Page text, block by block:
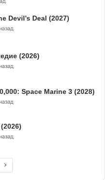
Devil’s Deal (2027)
(2026)
Space Marine 3 (2028)